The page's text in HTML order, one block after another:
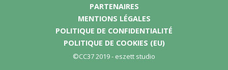
PARTENAIRES
MENTIONS LÉGALES
POLITIQUE DE CONFIDENTIALITÉ
POLITIQUE DE COOKIES (EU)
©CC37 2019 - eszett studio